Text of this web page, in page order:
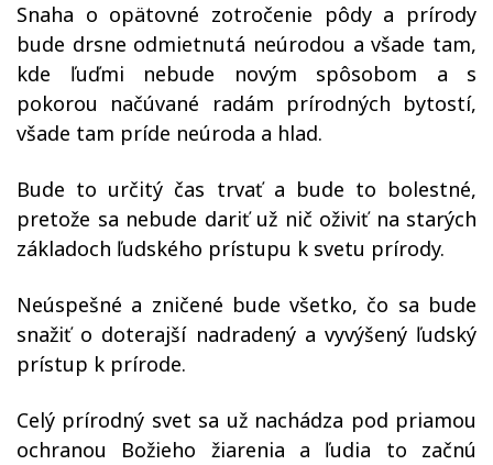
Snaha o opätovné zotročenie pôdy a prírody
bude drsne odmietnutá neúrodou a všade tam,
kde ľuďmi nebude novým spôsobom a s
pokorou načúvané radám prírodných bytostí,
všade tam príde neúroda a hlad.
Bude to určitý čas trvať a bude to bolestné,
pretože sa nebude dariť už nič oživiť na starých
základoch ľudského prístupu k svetu prírody.
Neúspešné a zničené bude všetko, čo sa bude
snažiť o doterajší nadradený a vyvýšený ľudský
prístup k prírode.
Celý prírodný svet sa už nachádza pod priamou
ochranou Božieho žiarenia a ľudia to začnú